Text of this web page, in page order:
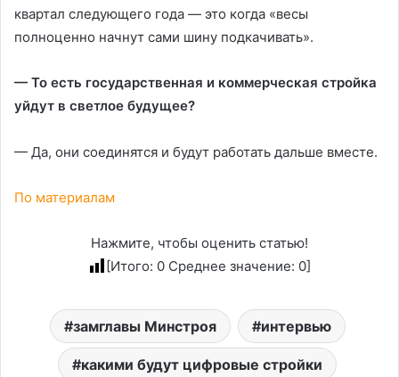
квартал следующего года — это когда «весы
полноценно начнут сами шину подкачивать».
— То есть государственная и коммерческая стройка
уйдут в светлое будущее?
— Да, они соединятся и будут работать дальше вместе.
По материалам
Нажмите, чтобы оценить статью!
[Итого: 0 Среднее значение: 0]
замглавы Минстроя интервью
какими будут цифровые стройки